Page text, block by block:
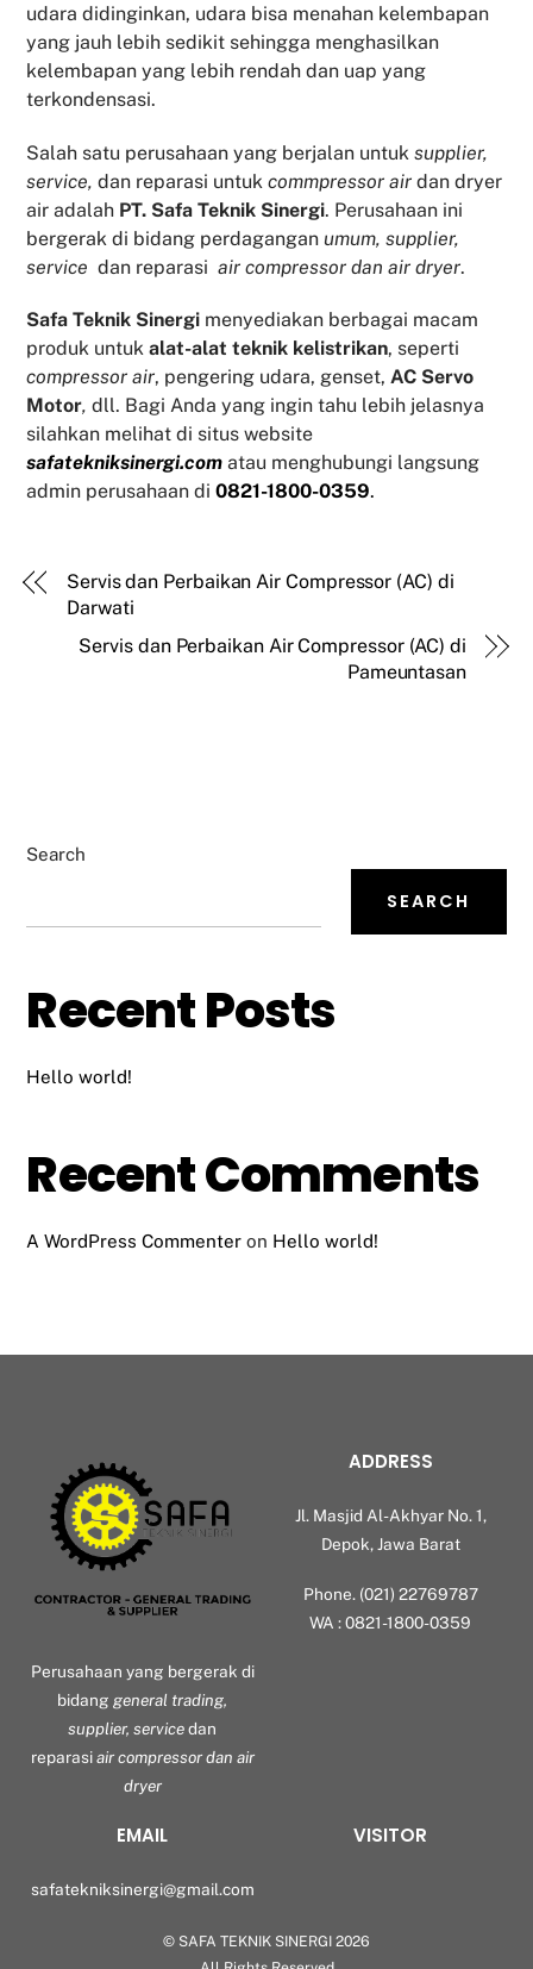
udara didinginkan, udara bisa menahan kelembapan
yang jauh lebih sedikit sehingga menghasilkan
kelembapan yang lebih rendah dan uap yang
terkondensasi.
Salah satu perusahaan yang berjalan untuksupplier,
service, dan reparasi untukcommpressor air dan dryer
air adalah PT. Safa Teknik Sinergi. Perusahaan ini
bergerak di bidang perdaganganumum, supplier,
service dan reparasiair compressor dan air dryer.
Safa Teknik Sinergi menyediakan berbagai macam
produk untukalat-alat teknik kelistrikan, seperti
compressor air, pengering udara, genset,AC Servo
Motor, dll. Bagi Anda yang ingin tahu lebih jelasnya
silahkan melihat di situs website
safatekniksinergi.com atau menghubungi langsung
admin perusahaan di0821-1800-0359.
Servis dan Perbaikan Air Compressor (AC) di
Darwati
Servis dan Perbaikan Air Compressor (AC) di
Pameuntasan
Search
SEARCH
Recent Posts
Hello world!
Recent Comments
A WordPress Commenter on Hello world!
Perusahaan yang bergerak di
bidang general trading,
supplier, servicedan
reparasiair compressor dan air
dryer
ADDRESS
Jl. Masjid Al-Akhyar No. 1,
Depok, Jawa Barat
Phone. (021) 22769787
WA : 0821-1800-0359
EMAIL
safatekniksinergi@gmail.com
VISITOR
© SAFA TEKNIK SINERGI 2026